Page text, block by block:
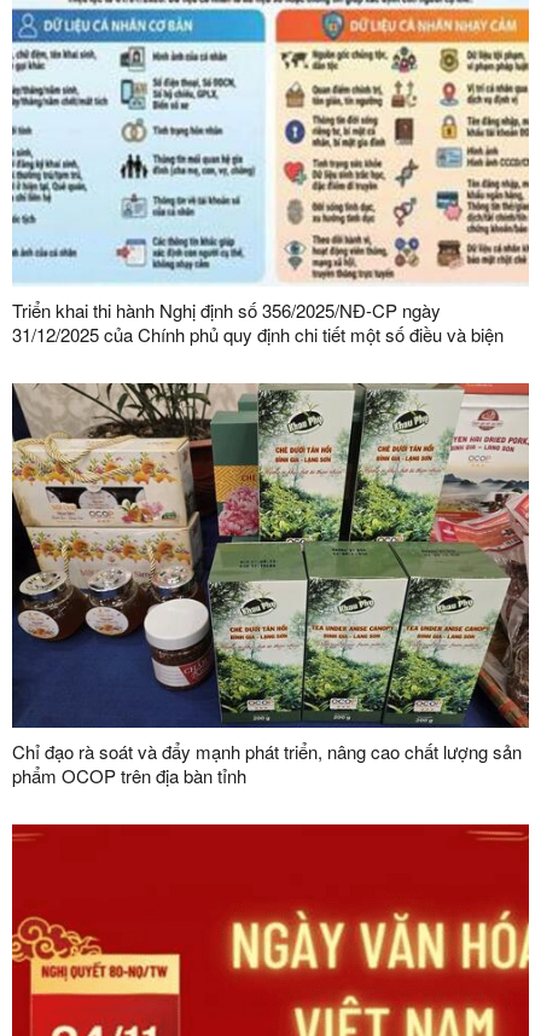
Triển khai thi hành Nghị định số 356/2025/NĐ-CP ngày
31/12/2025 của Chính phủ quy định chi tiết một số điều và biện
Sơn
Chỉ đạo rà soát và đẩy mạnh phát triển, nâng cao chất lượng sản
phẩm OCOP trên địa bàn tỉnh